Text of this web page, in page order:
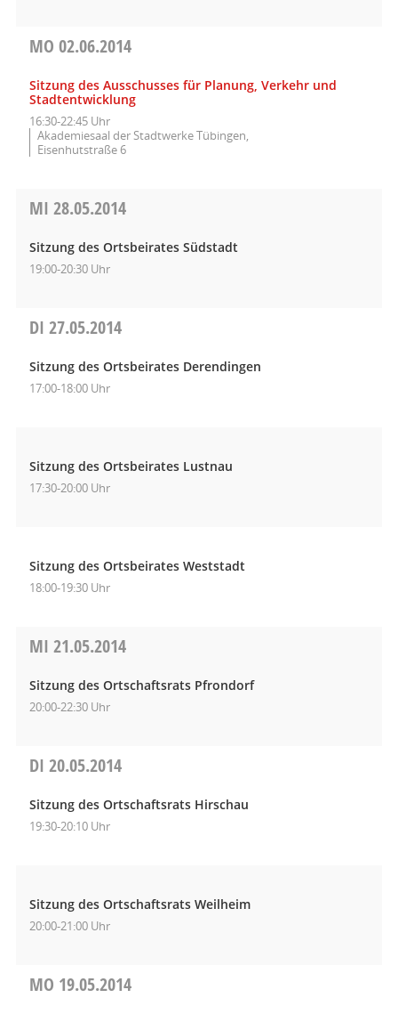
MO 02.06.2014
Sitzung des Ausschusses für Planung, Verkehr und
Stadtentwicklung
16:30-22:45 Uhr
Akademiesaal der Stadtwerke Tübingen,
Eisenhutstraße 6
MI 28.05.2014
Sitzung des Ortsbeirates Südstadt
19:00-20:30 Uhr
DI 27.05.2014
Sitzung des Ortsbeirates Derendingen
17:00-18:00 Uhr
Sitzung des Ortsbeirates Lustnau
17:30-20:00 Uhr
Sitzung des Ortsbeirates Weststadt
18:00-19:30 Uhr
MI 21.05.2014
Sitzung des Ortschaftsrats Pfrondorf
20:00-22:30 Uhr
DI 20.05.2014
Sitzung des Ortschaftsrats Hirschau
19:30-20:10 Uhr
Sitzung des Ortschaftsrats Weilheim
20:00-21:00 Uhr
MO 19.05.2014